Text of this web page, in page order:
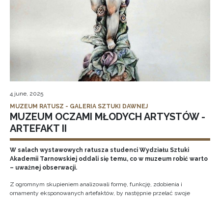
4 june, 2025
MUZEUM RATUSZ - GALERIA SZTUKI DAWNEJ
MUZEUM OCZAMI MŁODYCH ARTYSTÓW -
ARTEFAKT II
W salach wystawowych ratusza studenci Wydziału Sztuki
Akademii Tarnowskiej oddali się temu, co w muzeum robić warto
– uważnej obserwacji.
Z ogromnym skupieniem analizowali formę, funkcję, zdobienia i
ornamenty eksponowanych artefaktów, by następnie przelać swoje